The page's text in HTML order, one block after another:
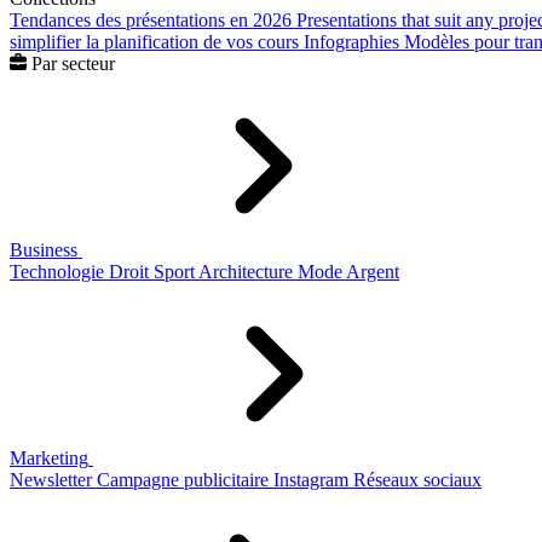
Tendances des présentations en 2026 Presentations that suit any
simplifier la planification de vos cours Infographies Modèles pour
Par secteur
Business
Technologie Droit Sport Architecture Mode Argent
Marketing
Newsletter Campagne publicitaire Instagram Réseaux sociaux